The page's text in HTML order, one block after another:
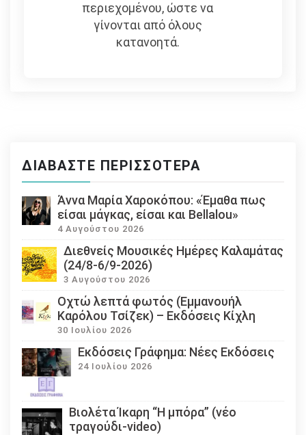
περιεχομένου, ώστε να
γίνονται από όλους
κατανοητά.
ΔΙΑΒΆΣΤΕ ΠΕΡΙΣΣΌΤΕΡΑ
Άννα Μαρία Χαροκόπου: «Έμαθα πως
είσαι μάγκας, είσαι και Bellalou»
4 Αυγούστου 2026
Διεθνείς Μουσικές Ημέρες Καλαμάτας
(24/8-6/9-2026)
3 Αυγούστου 2026
Οχτώ λεπτά φωτός (Εμμανουήλ
Καρόλου Τσίζεκ) – Εκδόσεις Κίχλη
30 Ιουλίου 2026
Εκδόσεις Γράφημα: Νέες Εκδόσεις
24 Ιουλίου 2026
Βιολέτα Ίκαρη “Η μπόρα” (νέο
τραγούδι-video)